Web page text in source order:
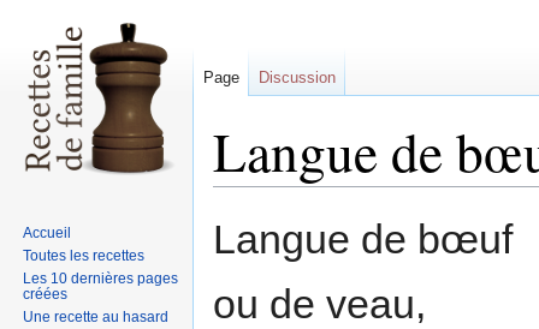
Langue de
à
navigation
à
recherche
Langue de bœuf
ou de veau,
Page Discussion
Accueil
Toutes les recettes
Les 10 dernières pages
créées
Une recette au hasard